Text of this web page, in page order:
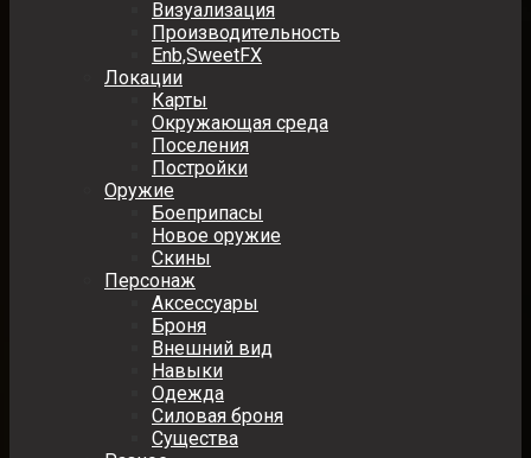
Визуализация
Производительность
Enb,SweetFX
Локации
Карты
Окружающая среда
Поселения
Постройки
Оружие
Боеприпасы
Новое оружие
Скины
Персонаж
Аксессуары
Броня
Внешний вид
Навыки
Одежда
Силовая броня
Существа